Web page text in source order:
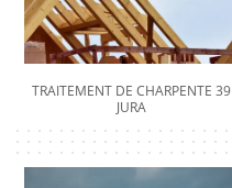
TRAITEMENT DE CHARPENTE 39
JURA